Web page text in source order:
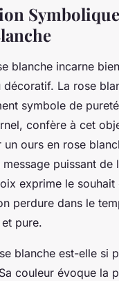
blanche incarne
décoratif. La rose
symbole de
confère à cet
ours en rose
puissant de
exprime le
perdure dans le
pure.
blanche est-elle si
couleur évoque la